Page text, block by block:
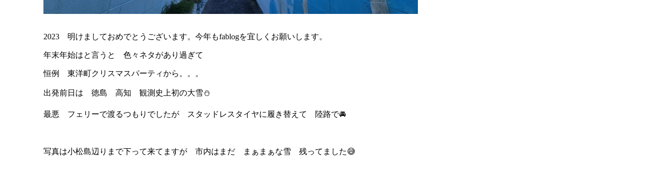
2023 明けましておめでとうございます。今年もfablogを宜しくお願いします。
年末年始はと言うと 色々ネタがあり過ぎて
恒例 東洋町クリスマスパーティから。。。
出発前日は 徳島 高知 観測史上初の大雪⛄
最悪 フェリーで渡るつもりでしたが スタッドレスタイヤに履き替えて 陸路で🚘
写真は小松島辺りまで下って来てますが 市内はまだ まぁまぁな雪 残ってました😅